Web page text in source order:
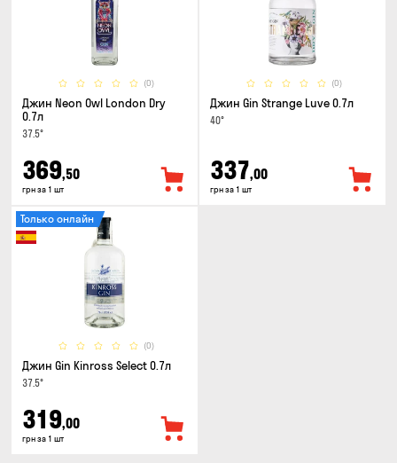
(0)
Джин Neon Owl London Dry
0.7л
37.5°
369,50
грн за 1 шт
(0)
Джин Gin Strange Luve 0.7л
40°
337,00
грн за 1 шт
(0)
Только онлайн
Джин Gin Kinross Select 0.7л
37.5°
319,00
грн за 1 шт